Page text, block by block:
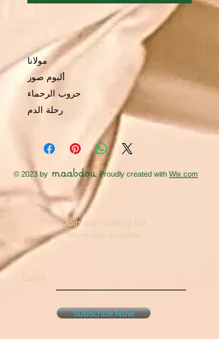
مولانا
ألبوم صور
حروب الرحماء
رحلة الدم
© 2023 by maabdou. Proudly created with Wix.com
Join our mailing list
Never miss an update
Email
Subscribe Now